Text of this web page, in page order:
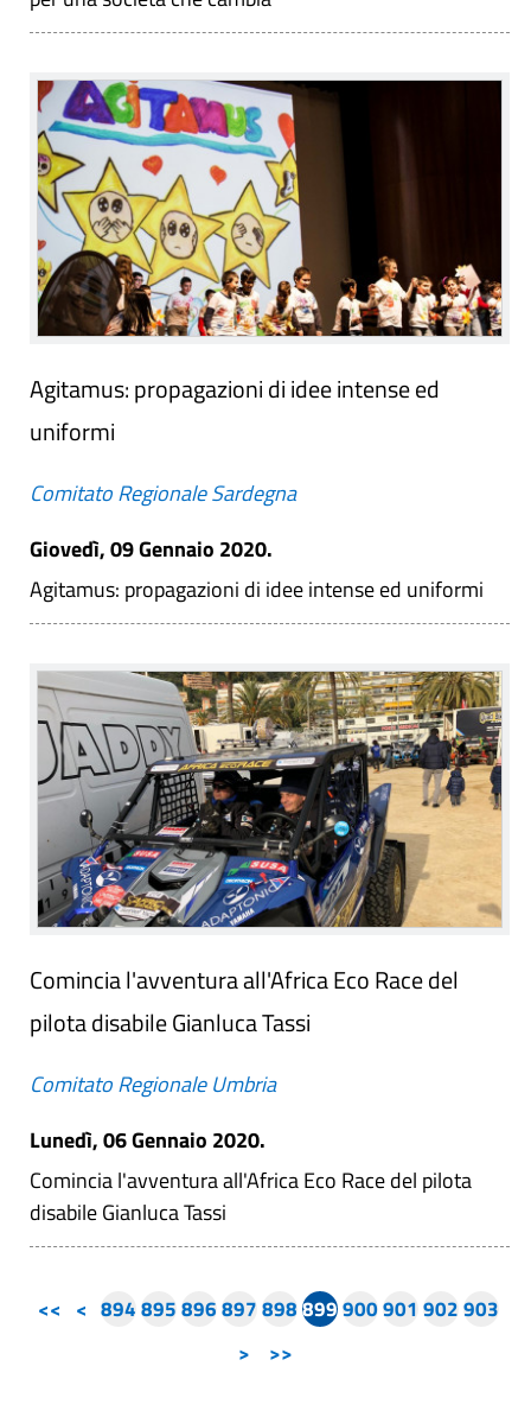
Agitamus: propagazioni di idee intense ed
uniformi
Comitato Regionale Sardegna
Giovedì, 09 Gennaio 2020.
Agitamus: propagazioni di idee intense ed uniformi
Comincia l'avventura all'Africa Eco Race del
pilota disabile Gianluca Tassi
Comitato Regionale Umbria
Lunedì, 06 Gennaio 2020.
Comincia l'avventura all'Africa Eco Race del pilota
disabile Gianluca Tassi
<< < 894895896897898899900901 902903
>
>>